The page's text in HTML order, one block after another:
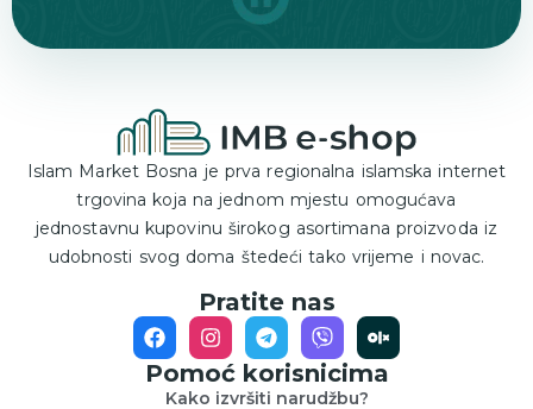
Islam Market Bosna je prva regionalna islamska internet
trgovina koja na jednom mjestu omogućava
jednostavnu kupovinu širokog asortimana proizvoda iz
udobnosti svog doma štedeći tako vrijeme i novac.
Pratite nas
Pomoć korisnicima
Kako izvršiti narudžbu?